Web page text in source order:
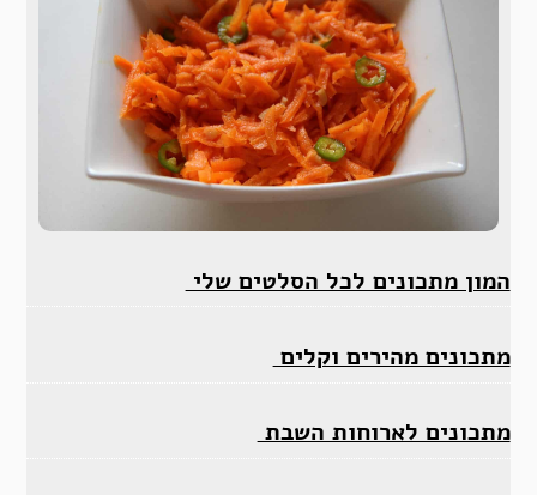
המון מתכונים לכל הסלטים שלי
מתכונים מהירים וקלים
מתכונים לארוחות השבת